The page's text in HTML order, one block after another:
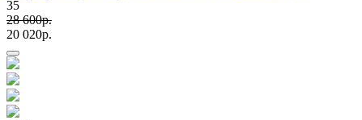
35
28 600p.
20 020p.